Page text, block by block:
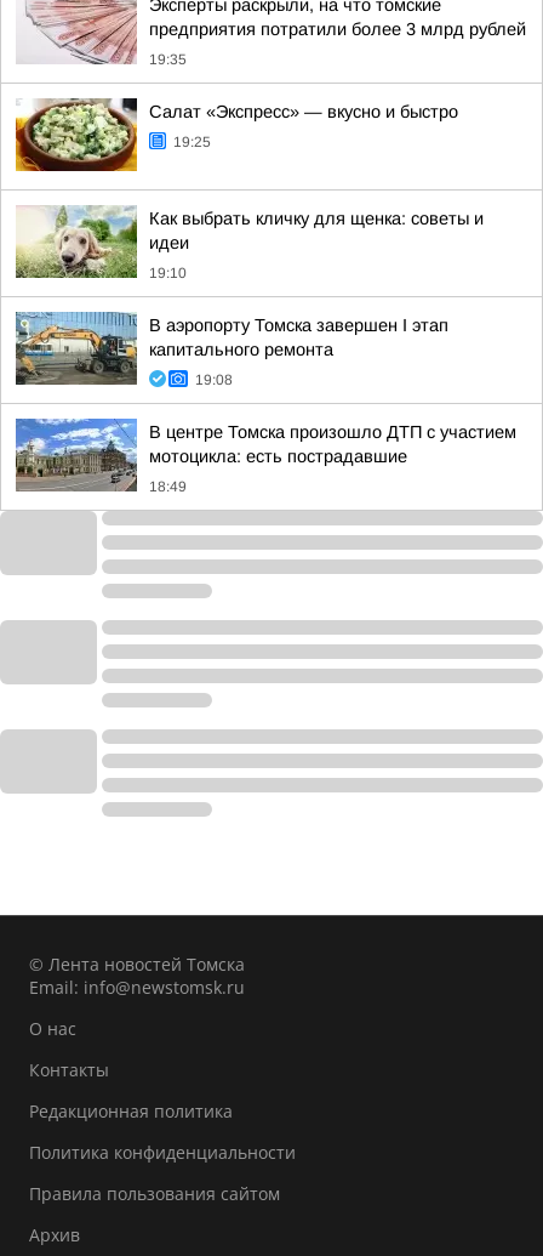
Эксперты раскрыли, на что томские
предприятия потратили более 3 млрд рублей
19:35
Салат «Экспресс» — вкусно и быстро
19:25
Как выбрать кличку для щенка: советы и
идеи
19:10
В аэропорту Томска завершен I этап
капитального ремонта
19:08
В центре Томска произошло ДТП с участием
мотоцикла: есть пострадавшие
18:49
© Лента новостей Томска
Email: info@newstomsk.ru
О нас
Контакты
Редакционная политика
Политика конфиденциальности
Правила пользования сайтом
Архив